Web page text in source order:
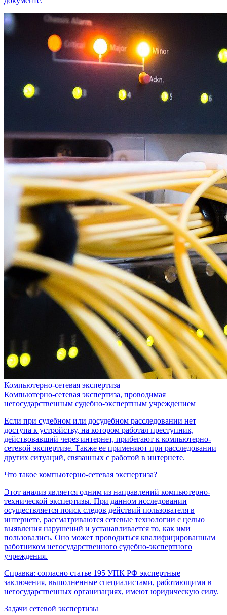
Компьютерно-сетевая экспертиза
Компьютерно-сетевая экспертиза, проводимая
негосударственным судебно-экспертным учреждением
Если при судебном или досудебном расследовании нет
доступа к устройству, на котором работал преступник,
действовавший через интернет, прибегают к компьютерно-
сетевой экспертизе. Также ее применяют при расследовании
других ситуаций, связанных с работой в интернете.
Что такое компьютерно-сетевая экспертиза?
Этот анализ является одним из направлений компьютерно-
технической экспертизы. При данном исследовании
осуществляется поиск следов действий пользователя в
интернете, рассматриваются сетевые технологии с целью
выявления нарушений и устанавливается то, как ими
пользовались. Оно может проводиться квалифицированным
работником негосударственного судебно-экспертного
учреждения.
Справка: согласно статье 195 УПК РФ экспертные
заключения, выполненные специалистами, работающими в
негосударственных организациях, имеют юридическую силу.
Задачи сетевой экспертизы